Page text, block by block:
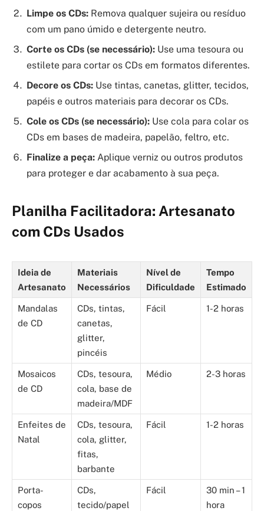
Limpe os CDs: Remova qualquer sujeira ou resíduo
com um pano úmido e detergente neutro.
Corte os CDs (se necessário): Use uma tesoura ou
estilete para cortar os CDs em formatos diferentes.
Decore os CDs: Use tintas, canetas, glitter, tecidos,
papéis e outros materiais para decorar os CDs.
Cole os CDs (se necessário): Use cola para colar os
CDs em bases de madeira, papelão, feltro, etc.
Finalize a peça: Aplique verniz ou outros produtos
para proteger e dar acabamento à sua peça.
Planilha Facilitadora: Artesanato
com CDs Usados
Ideia de
Artesanato
Materiais
Necessários
Nível de
Dificuldade
Tempo
Estimado
Mandalas
de CD
CDs, tintas,
canetas,
glitter,
pincéis
Fácil 1-2 horas
Mosaicos
de CD
CDs, tesoura,
cola, base de
madeira/MDF
Médio 2-3 horas
Enfeites de
Natal
CDs, tesoura,
cola, glitter,
fitas,
barbante
Fácil 1-2 horas
Porta-
copos
CDs,
tecido/papel
Fácil
30 min – 1
hora